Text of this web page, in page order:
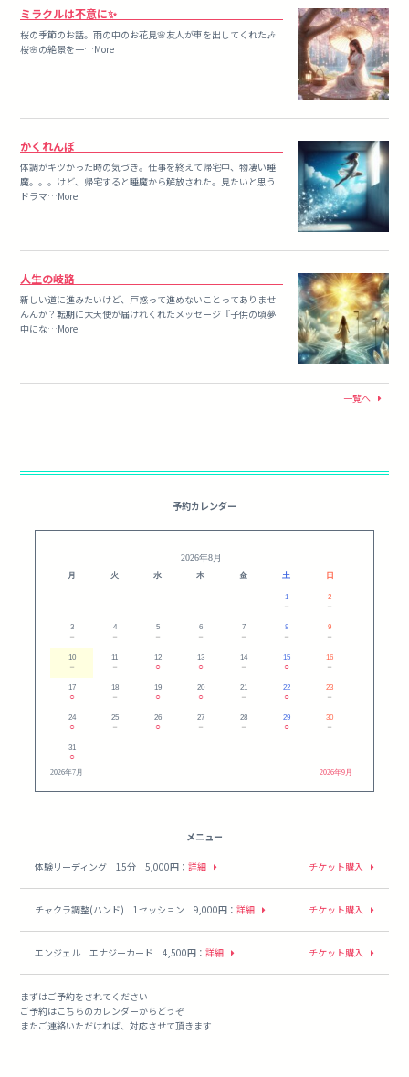
ミラクルは不意に✨
桜の季節のお話。雨の中のお花見🌸友人が車を出してくれた🎶
桜🌸の絶景を一…More
かくれんぼ
体調がキツかった時の気づき。仕事を終えて帰宅中、物凄い睡
魔。。。けど、帰宅すると睡魔から解放された。見たいと思う
ドラマ…More
人生の岐路
新しい道に進みたいけど、戸惑って進めないことってありませ
んんか？転期に大天使が届けれくれたメッセージ『子供の頃夢
中にな…More
一覧へ
予約カレンダー
2026年8月
月 火 水 木 金 土 日
1
－
2
－
3
－
4
－
5
－
6
－
7
－
8
－
9
－
10
－
11
－
12
○
13
○
14
－
15
○
16
－
17
○
18
－
19
○
20
○
21
－
22
○
23
－
24
○
25
－
26
○
27
－
28
－
29
○
30
－
31
○
2026年7月 2026年9月
メニュー
体験リーディング 15分 5,000円 ：詳細 チケット購入
チャクラ調整(ハンド) 1セッション 9,000円 ：詳細 チケット購入
エンジェル エナジーカード 4,500円 ：詳細 チケット購入
まずはご予約をされてください
ご予約はこちらのカレンダーからどうぞ
またご連絡いただければ、対応させて頂きます